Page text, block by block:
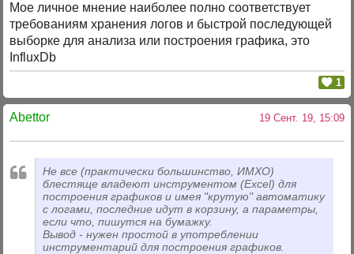
Мое личное мнение наиболее полно соответствует
требованиям хранения логов и быстрой последующей
выборке для анализа или построения графика, это
InfluxDb
1
Abettor 19 Сент. 19, 15:09
Не все (практически большинство, ИМХО)
блестяще владеют инструментом (Excel) для
построения графиков и имея "крутую" автоматику
с логами, последние идут в корзину, а параметры,
если что, пишутся на бумажку.
Вывод - нужен простой в употреблении
инструментарий для построения графиков.